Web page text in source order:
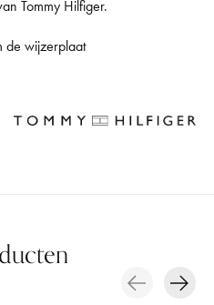
Tommy Hilfiger.
de wijzerplaat